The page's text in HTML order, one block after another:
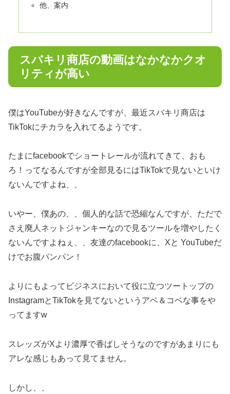
他、案内
スバキリ商店の動画はなかなかクオ
リティが高い
僕はYouTubeが好きなんですが、最近スバキリ商店は
TikTokにチカラを入れてるようです。
たまにfacebookでショートレールが流れてきて、おも
ろ！ってなるんですが全部見るにはTikTokで見ないといけ
ないんですよね、、
いやー、僕あの、、個人的な話で恐縮なんですが、ただで
さえ廃人ネットジャンキーなので見るツールを増やしたく
ないんですよねぇ、、友達のfacebookに、Xと YouTubeだ
けでお腹パンパン！
よりにもよってビジネスにおいて役に立つツートップの
InstagramとTikTokを見てないというアベ＆コベな事をや
ってますw
スレッズがXより濃厚で香ばしそうなのですがあまりにも
アレな感じもあって見てません。
しかし、、